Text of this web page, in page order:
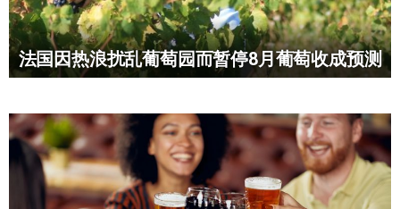
法国因热浪扰乱葡萄园而暂停8月葡萄收成预测